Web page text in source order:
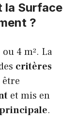
la Surface
?
4 m². La
critères
être
et mis en
.